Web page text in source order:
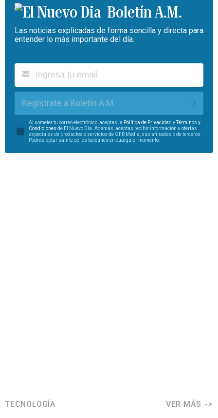
Boletín A.M.
Las noticias explicadas de forma sencilla y directa para
entender lo más importante del día.
Regístrate a Boletín A.M.
Al someter tu correo electrónico, aceptas la Política de Privacidad yTérminos y
Condiciones de El Nuevo Día. Además, aceptas recibir información u ofertas
especiales de productos o servicios de GFR Media, sus afiliadas o de terceros.
Podrás optar salirte de los boletines en cualquier momento.
TECNOLOGÍA VER MÁS